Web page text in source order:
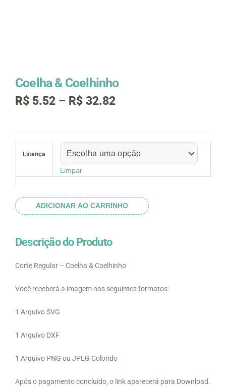
Coelha & Coelhinho
R$ 5.52 – R$ 32.82Faixa
através
R$ 32.82
Licença
Limpar
Coelhinho
ADICIONAR AO CARRINHO
Descrição do Produto
Corte Regular – Coelha & Coelhinho
Você receberá a imagem nos seguintes formatos:
1 Arquivo SVG
1 Arquivo DXF
1 Arquivo PNG ou JPEG Colorido
Após o pagamento concluído, o link aparecerá para Download.